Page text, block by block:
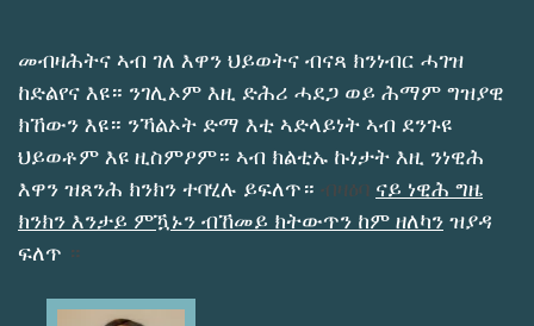
መብዛሕትና ኣብ ገለ እዋን ህይወትና ብናጻ ክንነብር ሓገዝ
ከድልየና እዩ። ንገሊኦም እዚ ድሕሪ ሓደጋ ወይ ሕማም ግዝያዊ
ክኸውን እዩ። ንኻልኦት ድማ እቲ ኣድላይነት ኣብ ደንጉዩ
ህይወቶም እዩ ዚስምዖም። ኣብ ክልቲኡ ኩነታት እዚ ንነዊሕ
እዋን ዝጸንሕ ክንክን ተባሂሉ ይፍለጥ። ብዛዕባ ናይ ነዊሕ ግዜ
ክንክን እንታይ ምዃኑን ብኸመይ ክትውጥን ከም ዘለካን ዝያዳ
ፍለጥ ።
Image